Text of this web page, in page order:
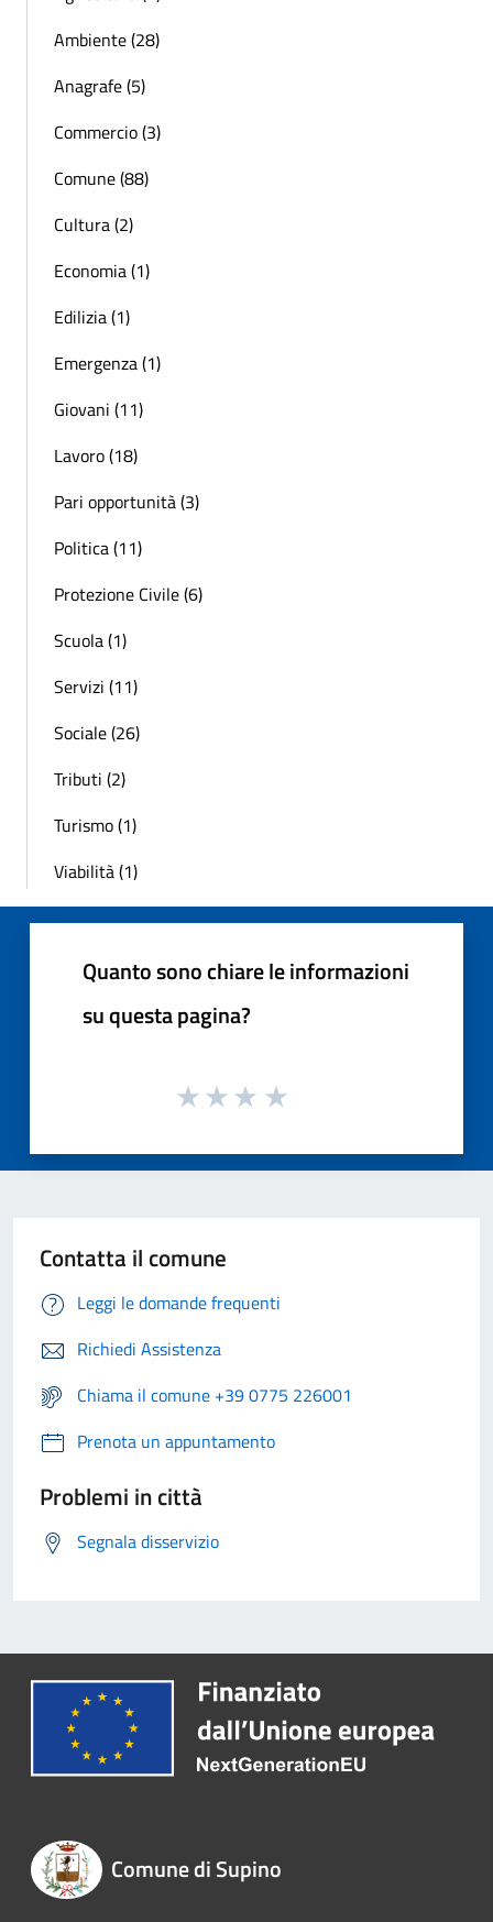
Ambiente (28)
Anagrafe (5)
Commercio (3)
Comune (88)
Cultura (2)
Economia (1)
Edilizia (1)
Emergenza (1)
Giovani (11)
Lavoro (18)
Pari opportunità (3)
Politica (11)
Protezione Civile (6)
Scuola (1)
Servizi (11)
Sociale (26)
Tributi (2)
Turismo (1)
Viabilità (1)
Quanto sono chiare le informazioni
su questa pagina?
Contatta il comune
Leggi le domande frequenti
Richiedi Assistenza
Chiama il comune +39 0775 226001
Prenota un appuntamento
Problemi in città
Segnala disservizio
Comune di Supino